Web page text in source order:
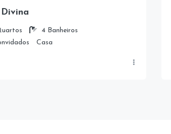
4 Banheiros
Casa